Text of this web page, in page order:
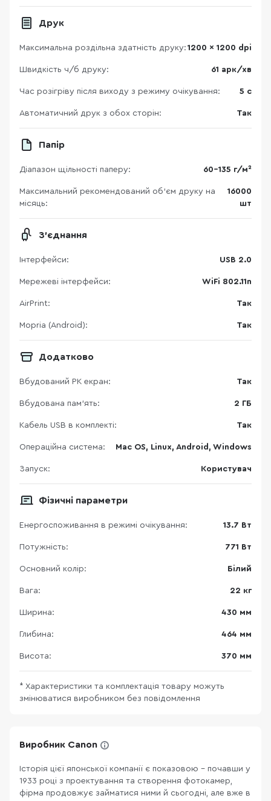
Друк
Максимальна роздільна здатність друку: 1200 x 1200 dpi
Швидкість ч/б друку: 61 арк/хв
Час розігріву після виходу з режиму очікування: 5 с
Автоматичний друк з обох сторін: Так
Папір
Діапазон щільності паперу: 60–135 г/м²
Максимальний рекомендований об’єм друку на
місяць:
16000
шт
З'єднання
Інтерфейси: USB 2.0
Мережеві інтерфейси: WiFi 802.11n
AirPrint: Так
Mopria (Android): Так
Додатково
Вбудований РК екран: Так
Вбудована пам'ять: 2 ГБ
Кабель USB в комплекті: Так
Операційна система: Mac OS, Linux, Android, Windows
Запуск: Користувач
Фізичні параметри
Енергоспоживання в режимі очікування: 13.7 Вт
Потужність: 771 Вт
Основний колір: Білий
Вага: 22 кг
Ширина: 430 мм
Глибина: 464 мм
Висота: 370 мм
* Характеристики та комплектація товару можуть
змінюватися виробником без повідомлення
Виробник Canon
Історія цієї японської компанії є показовою – почавши у
1933 році з проектування та створення фотокамер,
фірма продовжує займатися ними й сьогодні, але вже в